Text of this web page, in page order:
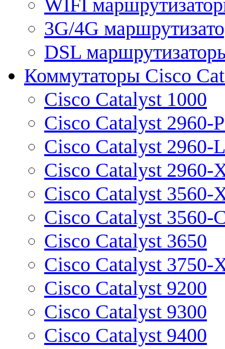
WIFI
3G/4G
DSL
Коммутаторы Cisco
Cisco Catalyst 1000
Cisco Catalyst 2960-
Cisco Catalyst 2960-L
Cisco Catalyst 2960-
Cisco Catalyst 3560-
Cisco Catalyst 3560-
Cisco Catalyst 3650
Cisco Catalyst 3750-
Cisco Catalyst 9200
Cisco Catalyst 9300
Cisco Catalyst 9400